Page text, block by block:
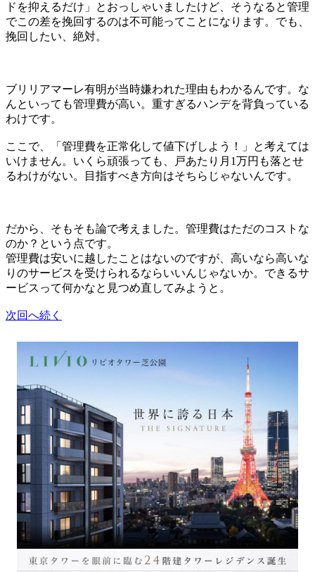
ドを抑えるだけ」とおっしゃいましたけど、そうなると管理
でこの差を挽回するのは不可能ってことになります。でも、
挽回したい、絶対。
ブリリアマーレ有明が当時嫌われた理由もわかるんです。な
んといっても管理費が高い。重すぎるハンデを背負っている
わけです。
ここで、「管理費を正常化して値下げしよう！」と考えては
いけません。いくら頑張っても、戸あたり月1万円も落とせ
るわけがない。目指すべき方向はそちらじゃないんです。
だから、そもそも論で考えました。管理費はただのコストな
のか？という点です。
管理費は安いに越したことはないのですが、高いなら高いな
りのサービスを受けられるならいいんじゃないか。できるサ
ービスって何かなと見つめ直してみようと。
次回へ続く